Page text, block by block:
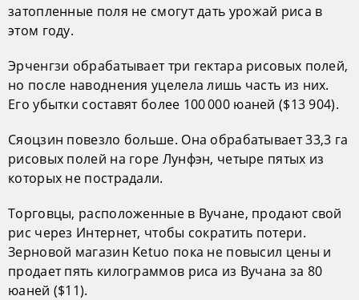
затопленные поля не смогут дать урожай риса в
этом году.
Эрченгзи обрабатывает три гектара рисовых полей,
но после наводнения уцелела лишь часть из них.
Его убытки составят более 100 000 юаней ($13 904).
Сяоцзин повезло больше. Она обрабатывает 33,3 га
рисовых полей на горе Лунфэн, четыре пятых из
которых не пострадали.
Торговцы, расположенные в Вучане, продают свой
рис через Интернет, чтобы сократить потери.
Зерновой магазин Ketuo пока не повысил цены и
продает пять килограммов риса из Вучана за 80
юаней ($11).